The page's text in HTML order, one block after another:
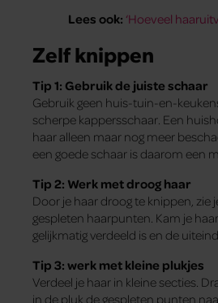
Lees ook: ‘Hoeveel
Zelf knippen
Tip 1: Gebruik de juiste schaar
Gebruik geen huis-tuin-en-
scherpe kappersschaar. Een
haar alleen maar nog meer
een goede schaar is daarom een
Tip 2: Werk met droog haar
Door je haar droog te knippen, zie
gespleten haarpunten. Kam je
gelijkmatig verdeeld is en de
Tip 3: werk met kleine plukjes
Verdeel je haar in kleine secties.
in de pluk de gespleten punten